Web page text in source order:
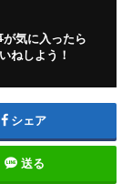
が気に入ったら
ねしよう！
シェア
送る